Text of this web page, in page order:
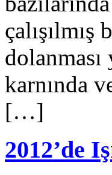
karnında
[…]
2012’de